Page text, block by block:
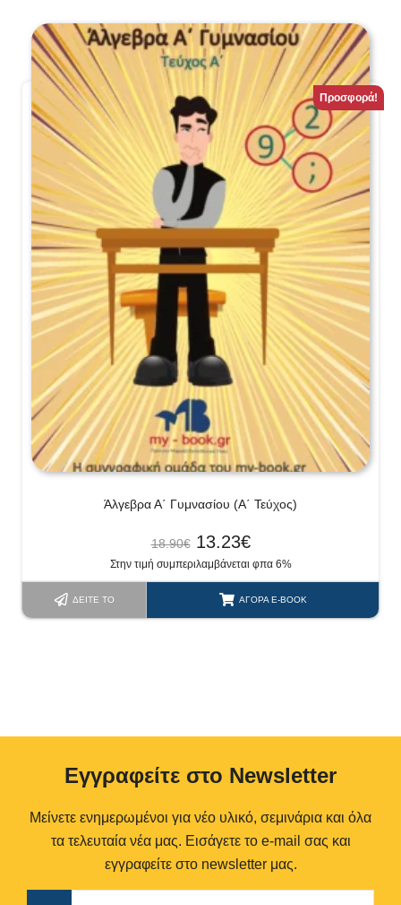
Προσφορά!
Άλγεβρα Α΄ Γυμνασίου (Α΄ Τεύχος)
18.90€ 13.23€
Στην τιμή συμπεριλαμβάνεται φπα 6%
ΔΕΊΤΕ ΤΟ ΑΓΟΡΆ E-BOOK
Eγγραφείτε στο Newsletter
Μείνετε ενημερωμένοι για νέο υλικό, σεμινάρια και όλα
τα τελευταία νέα μας. Εισάγετε το e-mail σας και
εγγραφείτε στο newsletter μας.